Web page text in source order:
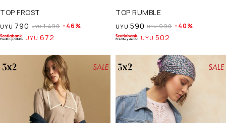
TOP FROST
UYU 790 UYU 1.490 46
UYU 672
TOP RUMBLE
UYU 590 UYU 990 40
UYU 502